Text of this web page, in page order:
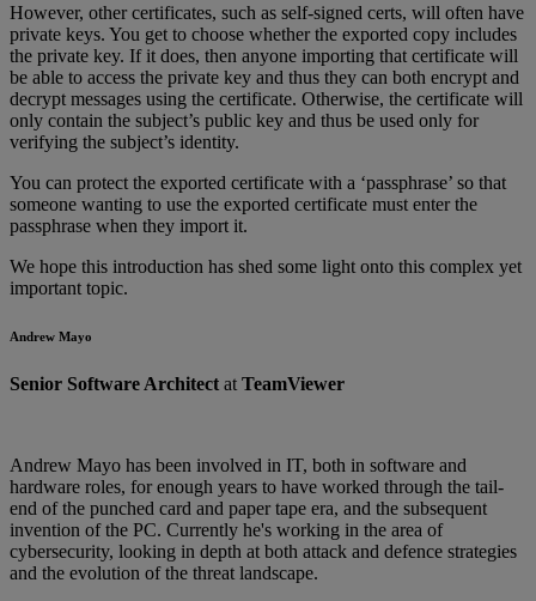
However, other certificates, such as self-signed certs, will often have
private keys. You get to choose whether the exported copy includes
the private key. If it does, then anyone importing that certificate will
be able to access the private key and thus they can both encrypt and
decrypt messages using the certificate. Otherwise, the certificate will
only contain the subject’s public key and thus be used only for
verifying the subject’s identity.
You can protect the exported certificate with a ‘passphrase’ so that
someone wanting to use the exported certificate must enter the
passphrase when they import it.
We hope this introduction has shed some light onto this complex yet
important topic.
Andrew Mayo
Senior Software Architect at TeamViewer
Andrew Mayo has been involved in IT, both in software and
hardware roles, for enough years to have worked through the tail-
end of the punched card and paper tape era, and the subsequent
invention of the PC. Currently he's working in the area of
cybersecurity, looking in depth at both attack and defence strategies
and the evolution of the threat landscape.